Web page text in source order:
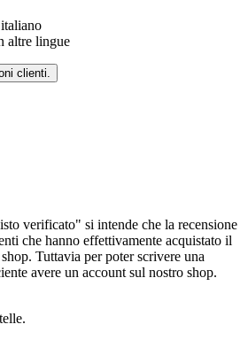
altre lingue
clienti.
verificato" si intende che la recensione
che hanno effettivamente acquistato il
Tuttavia per poter scrivere una
avere un account sul nostro shop.